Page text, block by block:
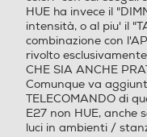
HUE ha invece il
intensità, o al piu' il
combinazione con
rivolto
CHE SIA ANCHE
Comunque va
TELECOMANDO di
E27 non HUE, anche
luci in ambienti /